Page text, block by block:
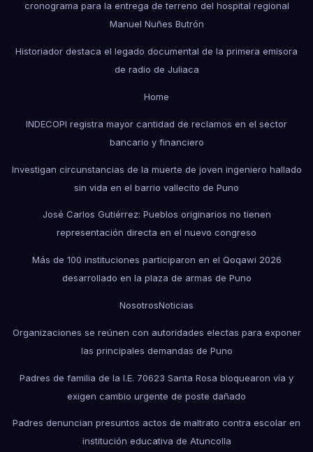
cronograma para la entrega de terreno del hospital regional
Manuel Nuñes Butrón
Historiador destaca el legado documental de la primera emisora
de radio de Juliaca
Home
INDECOPI registra mayor cantidad de reclamos en el sector
bancario y financiero
Investigan circunstancias de la muerte de joven ingeniero hallado
sin vida en el barrio vallecito de Puno
José Carlos Gutiérrez: Pueblos originarios no tienen
representación directa en el nuevo congreso
Más de 100 instituciones participaron en el Qoqawi 2026
desarrollado en la plaza de armas de Puno
NosotrosNoticias
Organizaciones se reúnen con autoridades electas para exponer
las principales demandas de Puno
Padres de familia de la I.E. 70623 Santa Rosa bloquearon vía y
exigen cambio urgente de poste dañado
Padres denuncian presuntos actos de maltrato contra escolar en
institución educativa de Atuncolla